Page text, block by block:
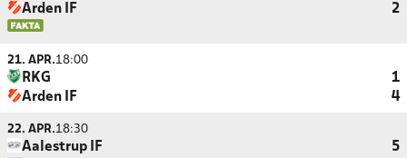
Arden IF
2
21. APR.18:00
RKG
1
Arden IF
4
22. APR.18:30
Aalestrup IF
5